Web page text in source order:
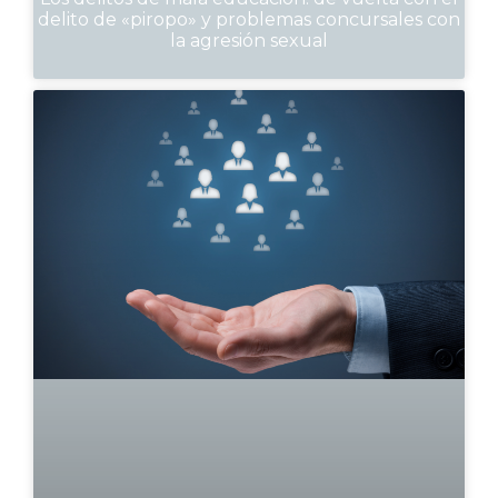
delito de «piropo» y problemas concursales con
la agresión sexual